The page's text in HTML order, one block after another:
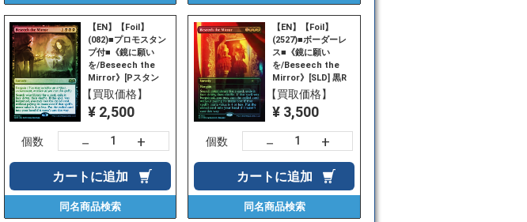
【EN】【Foil】
(082)■プロモスタン
プ付■《鏡に願い
を/Beseech the
Mirror》[Pスタン
プ_WOE] 黒R
【買取価格】
¥ 2,500
個数 － +
カートに追加
同名商品検索
【EN】【Foil】
(2527)■ボーダーレ
ス■《鏡に願い
を/Beseech the
Mirror》[SLD] 黒R
【買取価格】
¥ 3,500
個数 － +
カートに追加
同名商品検索